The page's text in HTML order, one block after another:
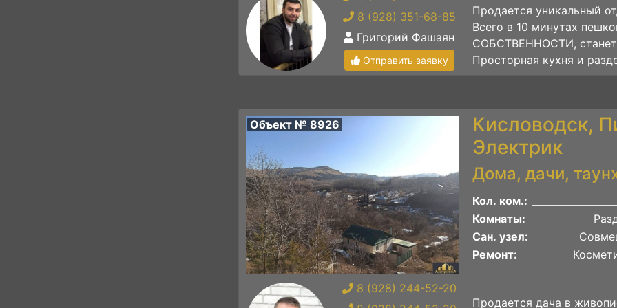
8 (928) 351-68-85
Григорий Фашаян
Отправить заявку
Продается уникальный
Всего в 10 минутах
СОБСТВЕННОСТИ,
Просторная кухня и
Объект № 8926
8 (928) 244-52-20
Кисловодск,
Электрик
Дома, дачи,
Кол. ком.:
Комнаты:
Сан. узел:
Ремонт:
Продается дача в